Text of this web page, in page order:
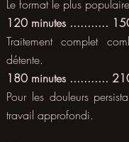
Le format le plus
120 minutes ...........
Traitement complet
détente.
180 minutes ...........
Pour les douleurs
travail approfondi.​